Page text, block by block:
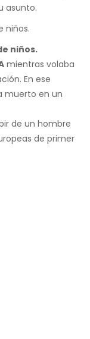
asunto.
niños.
mientras volaba
En ese
muerto en un
de un hombre
de primer